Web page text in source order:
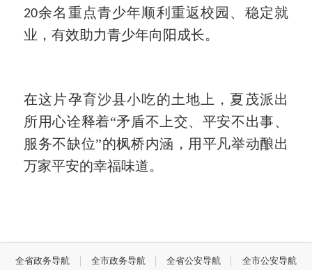
20余名重点青少年顺利重返校园、稳定就
业，有效助力青少年向阳成长。
在这片孕育沙县小吃的土地上，夏茂派出
所用心诠释着“矛盾不上交、平安不出事、
服务不缺位”的枫桥内涵，用平凡举动酿出
万家平安的幸福味道。
全省政务导航 全市政务导航 全省公安导航 全市公安导航